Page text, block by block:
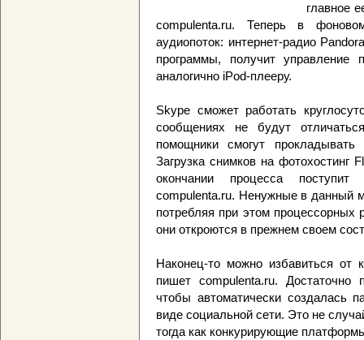
главное
compulenta.ru. Теперь в
аудиопоток: интернет-радио
программы, получит управление
аналогично iPod-плееру.
Skype сможет работать
сообщениях не будут
помощники смогут
Загрузка снимков на
окончании процесса поступит
compulenta.ru. Ненужные в данный
потребляя при этом
они откроются в прежнем своем
Наконец-то можно избавиться от
пишет compulenta.ru. Достаточно
чтобы автоматически создалась
виде социальной сети. Это не
тогда как конкурирующие